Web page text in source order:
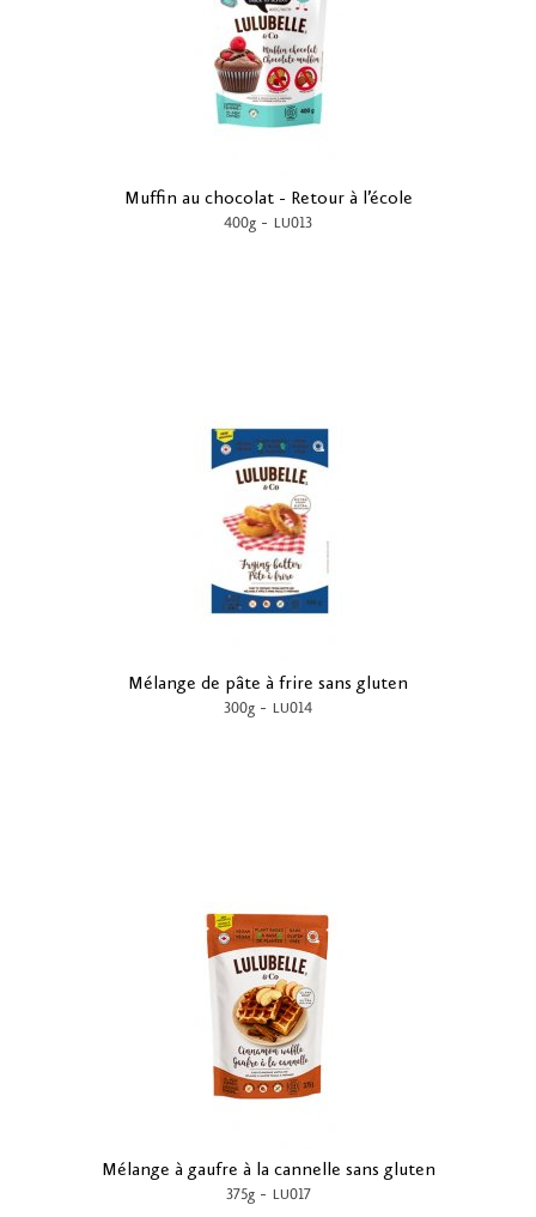
Muffin au chocolat - Retour à l’école
400g - LU013
Mélange de pâte à frire sans gluten
300g - LU014
Mélange à gaufre à la cannelle sans gluten
375g- LU017